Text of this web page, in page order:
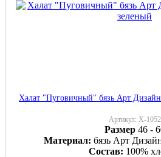
Халат "Пуговичный" бязь Арт
Артикул: Х-1052
Размер 46 -
Материал: бязь Арт
Состав: 100%